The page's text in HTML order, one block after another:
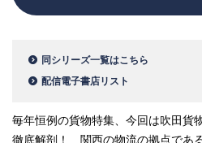
同シリーズ一覧はこちら
配信電子書店リスト
毎年恒例の貨物特集、今回は吹田貨
徹底解剖！ 関西の物流の拠点であ